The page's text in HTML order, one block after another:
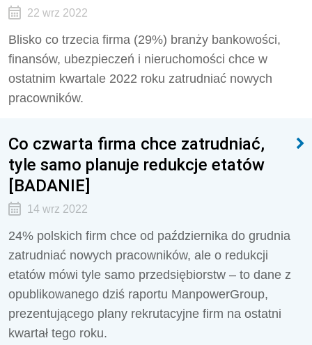
22 wrz 2022
Blisko co trzecia firma (29%) branży bankowości,
finansów, ubezpieczeń i nieruchomości chce w
ostatnim kwartale 2022 roku zatrudniać nowych
pracowników.
Co czwarta firma chce zatrudniać,
tyle samo planuje redukcje etatów
[BADANIE]
14 wrz 2022
24% polskich firm chce od października do grudnia
zatrudniać nowych pracowników, ale o redukcji
etatów mówi tyle samo przedsiębiorstw – to dane z
opublikowanego dziś raportu ManpowerGroup,
prezentującego plany rekrutacyjne firm na ostatni
kwartał tego roku.